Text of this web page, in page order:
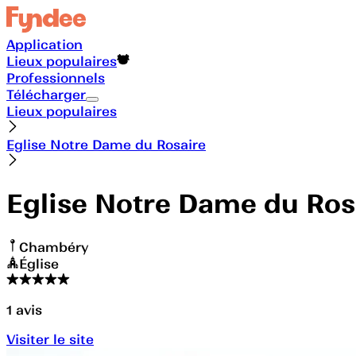
Application
Lieux populaires
Professionnels
Télécharger
Lieux populaires
Eglise Notre Dame du Rosaire
Eglise Notre Dame du
Chambéry
Église
1 avis
Visiter le site